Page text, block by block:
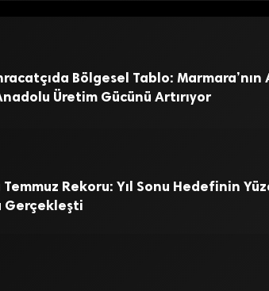
Bölgesel Tablo: Marmara’nın
Üretim Gücünü Artırıyor
Rekoru: Yıl Sonu Hedefinin
Gerçekleşti